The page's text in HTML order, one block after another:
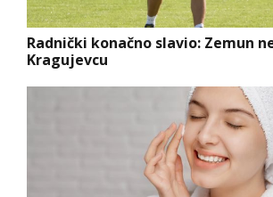
Radnički konačno slavio: Zemun
Kragujevcu